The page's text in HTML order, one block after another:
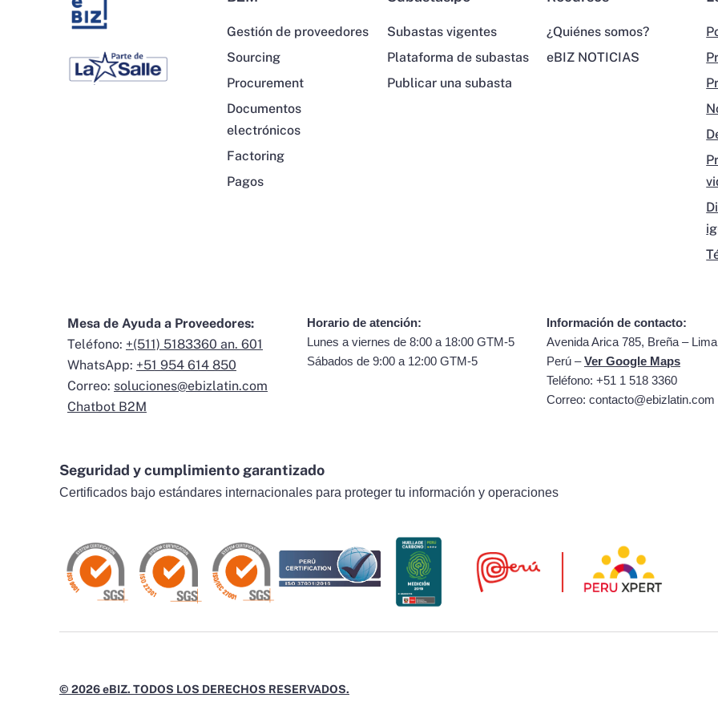
Gestión de proveedores
Sourcing
Procurement
Documentos
electrónicos
Factoring
Pagos
Subastas vigentes
Plataforma de subastas
Publicar una subasta
¿Quiénes somos?
eBIZ NOTICIAS
Mesa de Ayuda a Proveedores:
Teléfono: +(511) 5183360 an. 601
WhatsApp: +51 954 614 850
Correo: soluciones@ebizlatin.com
Chatbot B2M
Horario de atención:
Lunes a viernes de 8:00 a 18:00 GTM-5
Sábados de 9:00 a 12:00 GTM-5
Información de contacto:
Avenida Arica 785, Breña –
Perú –Ver Google Maps
Teléfono: +51 1 518 3360
Correo: contacto@ebizlatin.com
Seguridad y cumplimiento garantizado
Certificados bajo estándares internacionales para proteger tu información y operaciones
© 2026 eBIZ. TODOS LOS DERECHOS RESERVADOS.